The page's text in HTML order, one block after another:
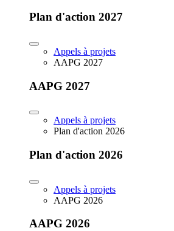
Plan d'action 2027
Appels à projets
AAPG 2027
AAPG 2027
Appels à projets
Plan d'action 2026
Plan d'action 2026
Appels à projets
AAPG 2026
AAPG 2026